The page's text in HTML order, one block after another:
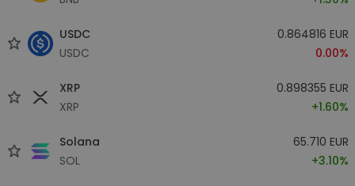
USDC
USDC
0.864816 EUR
0.00%
XRP
XRP
0.898355 EUR
+1.60%
Solana
SOL
65.710 EUR
+3.10%